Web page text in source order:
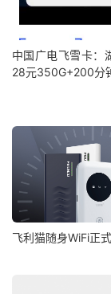
中国广电飞雪卡：
28元350G+200分
飞利猫随身WiFi正式